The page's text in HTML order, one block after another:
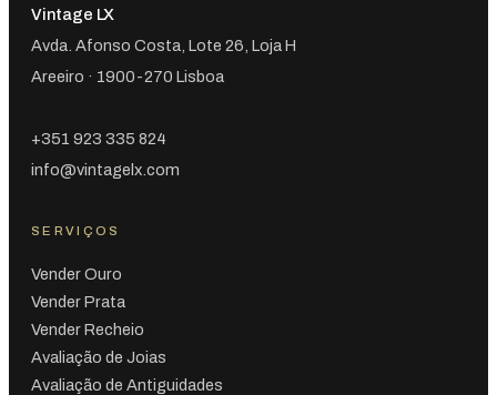
Vintage LX
Avda. Afonso Costa, Lote 26, Loja H
Areeiro · 1900-270 Lisboa
+351 923 335 824
info@vintagelx.com
SERVIÇOS
Vender Ouro
Vender Prata
Vender Recheio
Avaliação de Joias
Avaliação de Antiguidades